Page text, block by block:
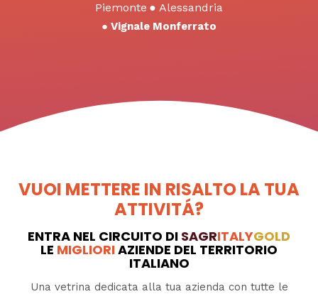
Piemonte ● Alessandria
● Vignale Monferrato
VUOI METTERE IN RISALTO LA TUA
ATTIVITÁ?
ENTRA NEL CIRCUITO DI SAGRITALYGOLD
LE MIGLIORIAZIENDE DEL TERRITORIO
ITALIANO
Una vetrina dedicata alla tua azienda con tutte le